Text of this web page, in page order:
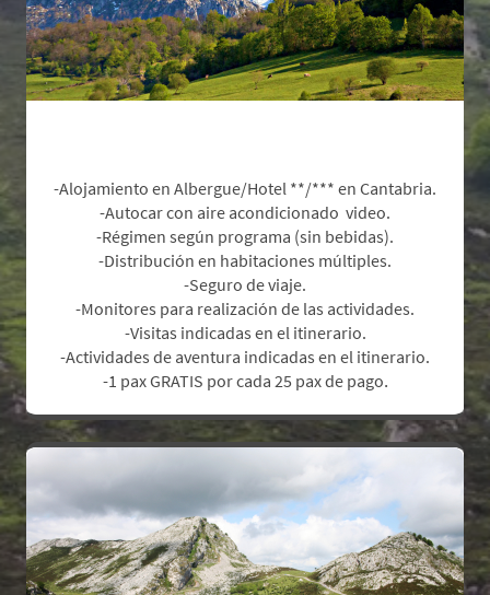
-Alojamiento en Albergue/Hotel **/*** en Cantabria.
-Autocar con aire acondicionado video.
-Régimen según programa (sin bebidas).
-Distribución en habitaciones múltiples.
-Seguro de viaje.
-Monitores para realización de las actividades.
-Visitas indicadas en el itinerario.
-Actividades de aventura indicadas en el itinerario.
-1 pax GRATIS por cada 25 pax de pago.